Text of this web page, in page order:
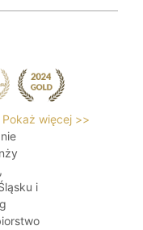
Pokaż więcej >>
i